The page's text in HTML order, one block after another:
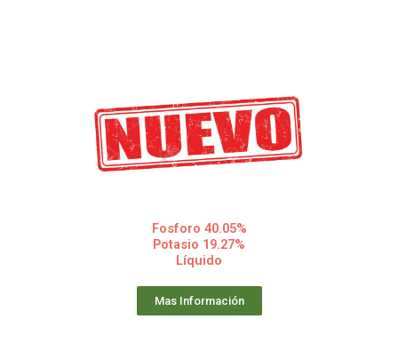
Fosforo 40.05%
Potasio 19.27%
Líquido
Mas Información